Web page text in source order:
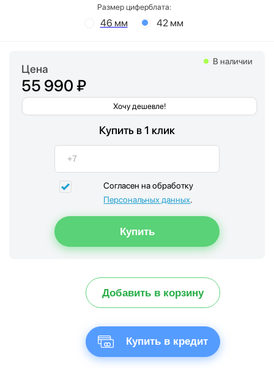
Размер циферблата:
46 мм 42 мм
Цена
55 990 ₽
Хочу дешевле!
В наличии
Купить в 1 клик
Согласен на обработку
Персональных данных.
Добавить в корзину
Купить в кредит